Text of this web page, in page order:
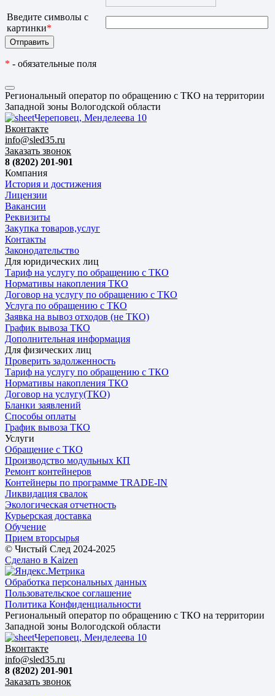
Введите символы с
картинки*
* - обязательные поля
Региональный оператор по обращению с ТКО на территории
Западной зоны Вологодской области
Череповец, Менделеева 10
Вконтакте
info@sled35.ru
Заказать звонок
8 (8202) 201-901
Компания
История и достижения
Лицензии
Вакансии
Реквизиты
Закупка товаров,услуг
Контакты
Законодательство
Для юридических лиц
Тариф на услугу по обращению с ТКО
Нормативы накопления ТКО
Договор на услугу по обращению с ТКО
Услуга по обращению с ТКО
Заявка на вывоз отходов (не ТКО)
График вывоза ТКО
Дополнительная информация
Для физических лиц
Проверить задолженность
Тариф на услугу по обращению с ТКО
Нормативы накопления ТКО
Договор на услугу(ТКО)
Бланки заявлений
Способы оплаты
График вывоза ТКО
Услуги
Обращение с ТКО
Производство модульных КП
Ремонт контейнеров
Контейнеры по программе TRADE-IN
Ликвидация свалок
Экологическая отчетность
Курьерская доставка
Обучение
Прием вторсырья
© Чистый След 2024-2025
Сделано в Kaizen
Обработка персональных данных
Пользовательское соглашение
Политика Конфиденциальности
Региональный оператор по обращению с ТКО на территории
Западной зоны Вологодской области
Череповец, Менделеева 10
Вконтакте
info@sled35.ru
8 (8202) 201-901
Заказать звонок